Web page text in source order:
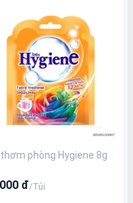
phòng Hygiene 8g
đ/Túi